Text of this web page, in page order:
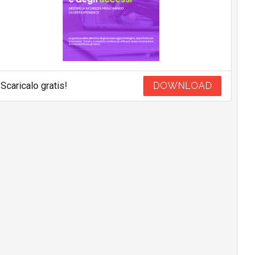
Scaricalo gratis! DOWNLOAD